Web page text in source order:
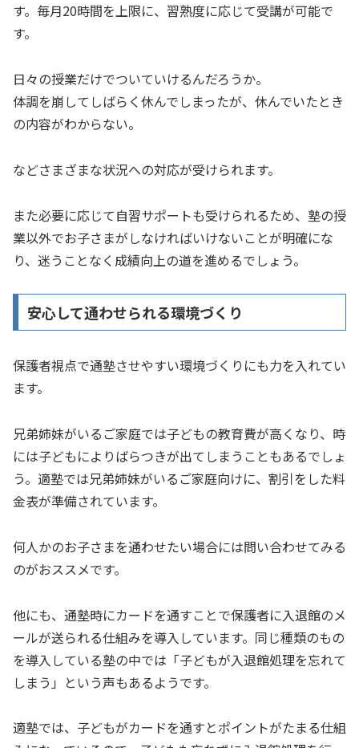
す。毎月20時間を上限に、習熟度に応じて受講が可能で
す。
日々の授業だけでついていけるんだろうか。
体調を崩してしばらく休んでしまったが、休んでいたとき
の内容がわからない。
などさまざまな状況への対応が受けられます。
また必要に応じて自習サポートも受けられるため、塾の授
業以外でお子さまがしなければいけないことが明確にな
り、迷うことなく成績向上の道を進めるでしょう。
安心して通わせられる環境づくり
保護者視点で通塾させやすい環境づくりにも力を入れてい
ます。
兄弟姉妹がいるご家庭では子どもの教育費が高くなり、時
には子どもによりばらつきが出てしまうこともあるでしょ
う。適塾では兄弟姉妹がいるご家庭向けに、割引をした料
金表が準備されています。
何人かのお子さまを通わせたい場合には問い合わせてみる
のがおススメです。
他にも、通塾時にカードを通すことで保護者に入退館のメ
ールが送られる仕組みを導入しています。同じ種類のもの
を導入している塾の中では「子どもが入退館処理を忘れて
しまう」という声もあるようです。
適塾では、子どもがカードを通すとポイントがたまる仕組